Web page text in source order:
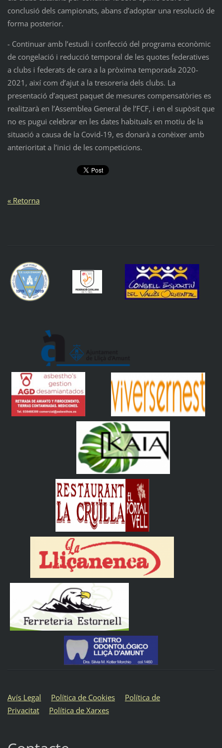
conclusió dels campionats, abans d’adoptar una resolució de
forma posterior.
- Continuar amb l’estudi i confecció del programa econòmic
de congelació i reducció temporal de les quotes federatives
a clubs i federats de cara a la pròxima temporada 2020-
2021, així com d’ajut a la tresoreria dels clubs. La
presentació d’aquest paquet de mesures compensatòries es
realitzarà en l’Assemblea General de l’FCF, i en el supòsit que
no es pugui celebrar en les dates habituals en motiu de la
situació a causa de la Covid-19, es donarà a conèixer amb
anterioritat a l’inici de les competicions.
« Retorna
Avís Legal Política de Cookies
Política de
Privacitat
Política de Xarxes